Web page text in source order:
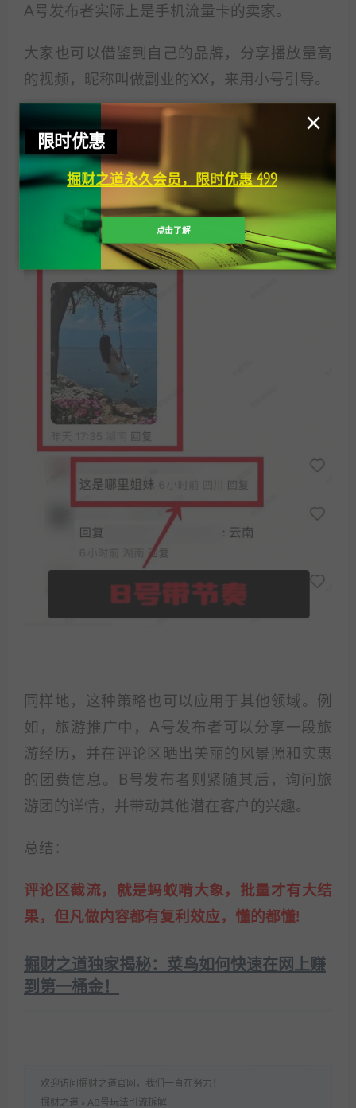
A号发布者实际上是手机流量卡的卖家。
大家也可以借鉴到自己的品牌，分享播放量高
的视频，昵称叫做副业的XX，来用小号引导。
同样地，这种策略也可以应用于其他领域。例
如，旅游推广中，A号发布者可以分享一段旅
游经历，并在评论区晒出美丽的风景照和实惠
的团费信息。B号发布者则紧随其后，询问旅
游团的详情，并带动其他潜在客户的兴趣。
总结：
评论区截流，就是蚂蚁啃大象，批量才有大结
果，但凡做内容都有复利效应，懂的都懂!
掘财之道独家揭秘：菜鸟如何快速在网上赚
到第一桶金！
欢迎访问掘财之道官网，我们一直在努力！
掘财之道 » AB号玩法引流拆解
限时优惠
掘财之道永久会员，限时优惠 499
点击了解
×